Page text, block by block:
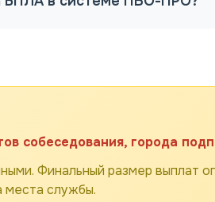
собеседования, города
Финальный размер выплат
места службы.